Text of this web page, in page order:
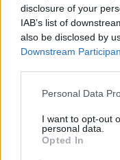
disclosure of your
IAB’s list of
also be disclosed by
Downstream
Personal Data
I want to opt-out
personal data.
Opted In
Lietuvos ledo
maksimumą
Lietuvos ledo
bronzą